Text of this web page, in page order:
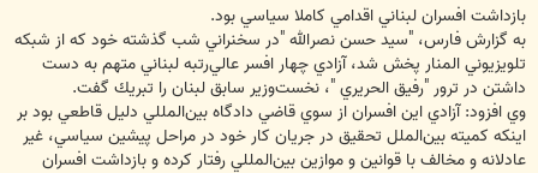
ت
بازداشت افسران لبناني اقدامي كاملا سياسي بود.
به گزارش فارس، "سيد حسن نصرالله "‌در سخنراني شب گذشته خود كه از شبكه
تلويزيوني المنار پخش شد، آزادي چهار افسر عالي‌رتبه لبناني متهم به دست
داشتن در ترور "رفيق الحريري "، نخست‌وزير سابق لبنان را تبريك گفت.
وي افزود: آزادي اين افسران از سوي قاضي دادگاه بين‌المللي دليل قاطعي بود بر
اينكه كميته بين‌الملل تحقيق در جريان كار خود در مراحل پيشين سياسي، غير
عادلانه و مخالف با قوانين و موازين بين‌المللي رفتار كرده و بازداشت افسران